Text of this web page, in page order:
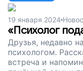
19 января 2024
«Психолог
Друзья, недавно
психологом.
встреча и